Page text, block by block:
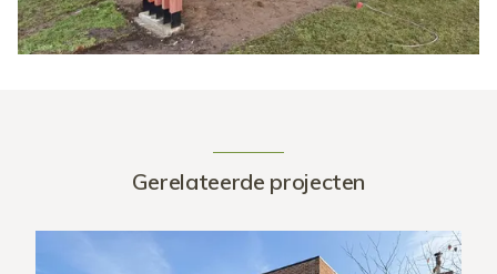
Gerelateerde projecten